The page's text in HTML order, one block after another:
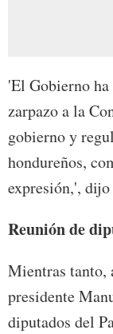
'El Gobierno
zarpazo a la
gobierno y
hondureños,
expresión,', dijo
Reunión de
Mientras tanto,
presidente
diputados del